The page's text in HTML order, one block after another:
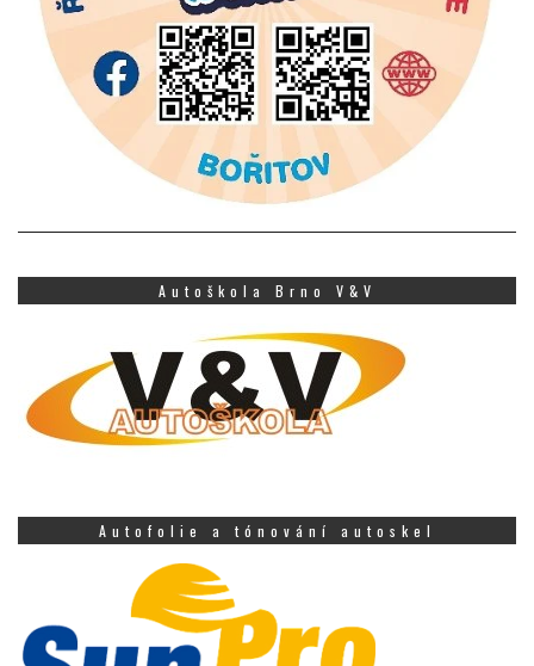
Autoškola Brno V&V
Autofolie a tónování autoskel